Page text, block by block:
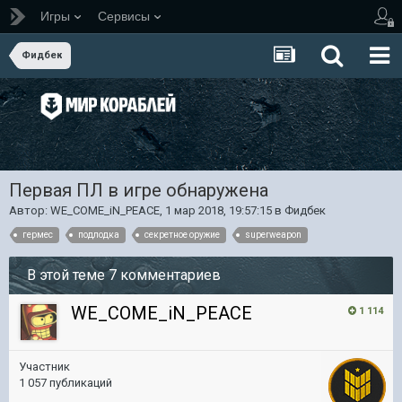
Игры Сервисы
Фидбек
Первая ПЛ в игре обнаружена
Автор: WE_COME_iN_PEACE, 1 мар 2018, 19:57:15 в Фидбек
гермес подлодка секретное оружие superweapon
В этой теме 7 комментариев
1 114
WE_COME_iN_PEACE
Участник
1 057 публикаций